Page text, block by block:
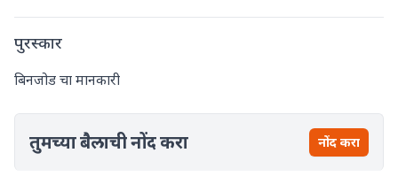
पुरस्कार
बिनजोड चा मानकारी
तुमच्या बैलाची नोंद करा नोंद करा